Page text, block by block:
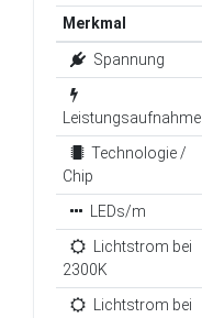
Merkmal
Spannung
Leistungsaufnahme
Technologie /
Chip
LEDs/m
Lichtstrom bei
2300K
Lichtstrom bei